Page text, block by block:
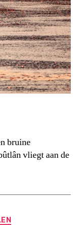
bruine
vliegt aan de